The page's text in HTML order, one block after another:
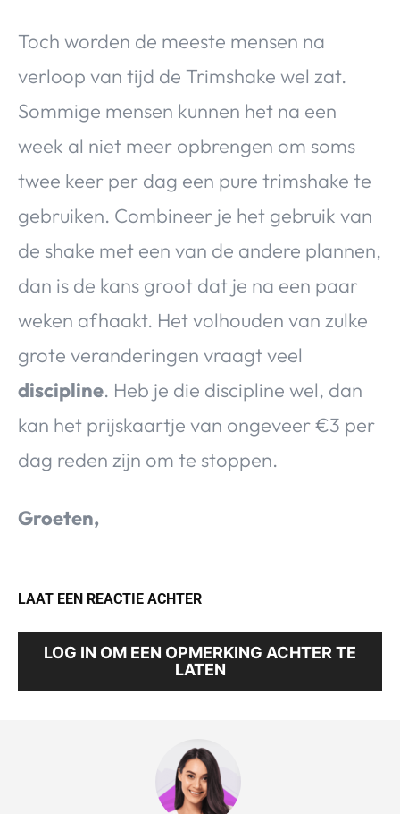
Toch worden de meeste mensen na
verloop van tijd de Trimshake wel zat.
Sommige mensen kunnen het na een
week al niet meer opbrengen om soms
twee keer per dag een pure trimshake te
gebruiken. Combineer je het gebruik van
de shake met een van de andere plannen,
dan is de kans groot dat je na een paar
weken afhaakt. Het volhouden van zulke
grote veranderingen vraagt veel
discipline. Heb je die discipline wel, dan
kan het prijskaartje van ongeveer €3 per
dag reden zijn om te stoppen.
Groeten,
LAAT EEN REACTIE ACHTER
LOG IN OM EEN OPMERKING ACHTER TE
LATEN